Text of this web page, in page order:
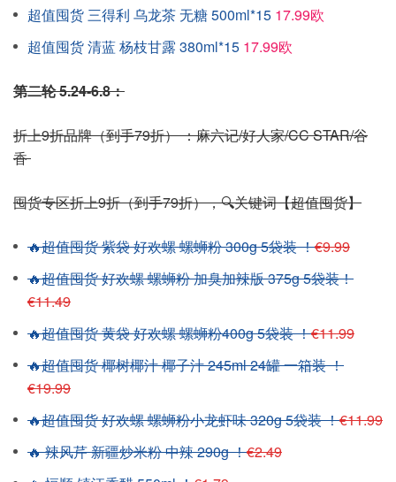
超值囤货 三得利 乌龙茶 无糖 500ml*15 17.99欧
超值囤货 清蓝 杨枝甘露 380ml*15 17.99欧
第二轮 5.24-6.8：
折上9折品牌（到手79折） ：麻六记/好人家/CC STAR/谷
香
囤货专区折上9折（到手79折），🔍关键词【超值囤货】
🔥超值囤货 紫袋 好欢螺 螺蛳粉 300g 5袋装 ！€9.99
🔥超值囤货 好欢螺 螺蛳粉 加臭加辣版 375g 5袋装！
€11.49
🔥超值囤货 黄袋 好欢螺 螺蛳粉400g 5袋装 ！€11.99
🔥超值囤货 椰树椰汁 椰子汁 245ml 24罐 一箱装 ！
€19.99
🔥超值囤货 好欢螺 螺蛳粉小龙虾味 320g 5袋装 ！€11.99
🔥 辣风芹 新疆炒米粉 中辣 290g ！€2.49